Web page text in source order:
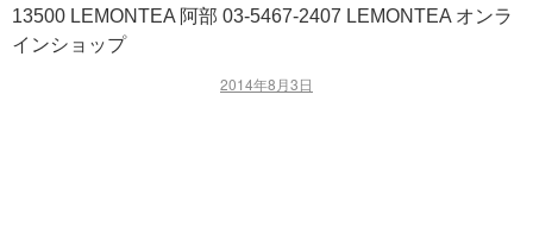
13500 LEMONTEA 阿部 03-5467-2407 LEMONTEA オンラ
インショップ
2014年8月3日